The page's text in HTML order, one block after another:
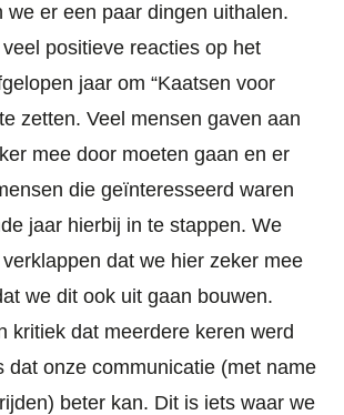
we er een paar dingen uithalen.
positieve reacties op het
jaar om “Kaatsen voor
zetten. Veel mensen gaven aan
mee door moeten gaan en er
die geïnteresseerd waren
jaar hierbij in te stappen. We
dat we hier zeker mee
we dit ook uit gaan bouwen.
kritiek dat meerdere keren werd
dat onze communicatie (met name
beter kan. Dit is iets waar we